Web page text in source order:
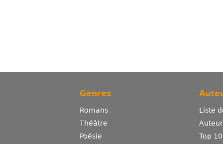
Genres
Romans
Théâtre
Poésie
Liste
Top